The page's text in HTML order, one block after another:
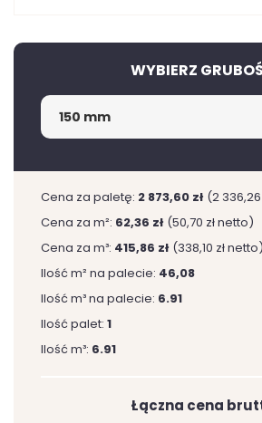
WYBIERZ
Cena za paletę: 2 873,60 zł (2
Cena za m²: 62,36 zł (50,70 zł netto)
Cena za m³: 415,86 zł (338,10 zł netto)
Ilość m² na palecie: 46,08
Ilość m³ na palecie: 6.91
Ilość palet: 1
Ilość m³: 6.91
Łączna cena